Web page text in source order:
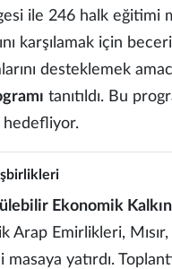
ile 246 halk eğitimi
karşılamak için
desteklemek
tanıtıldı. Bu
hedefliyor.
Ekonomik
Arap Emirlikleri,
yatırdı.